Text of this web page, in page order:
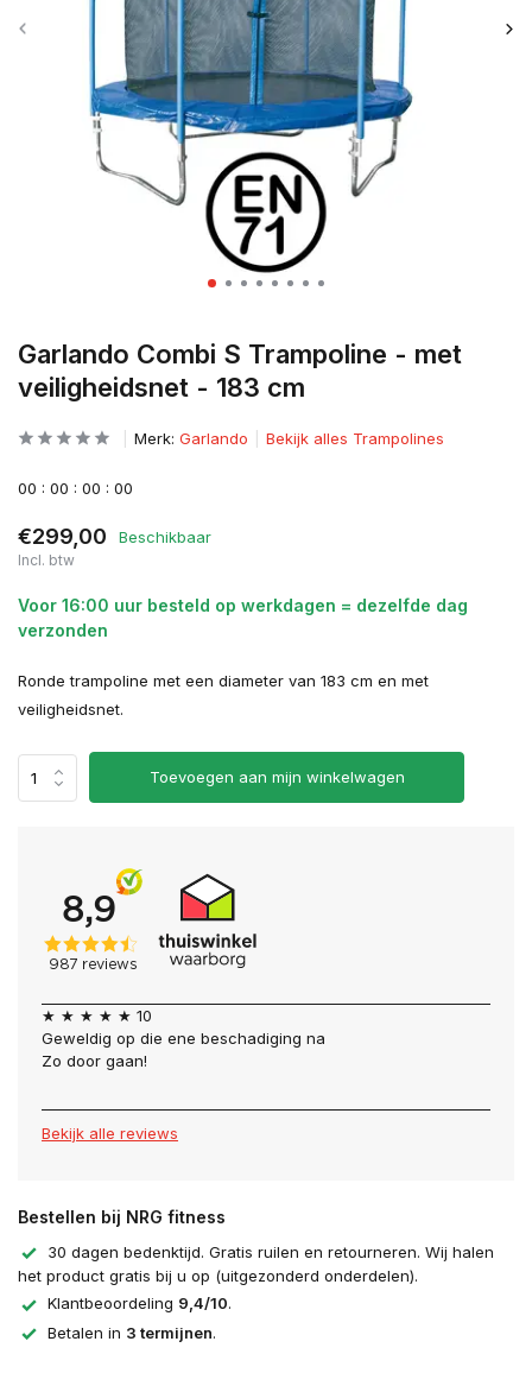
Garlando Combi S Trampoline - met
veiligheidsnet - 183 cm
Merk: Garlando Bekijk alles Trampolines
00 : 00 : 00 : 00
€299,00 Beschikbaar
Incl. btw
Voor 16:00 uur besteld op werkdagen = dezelfde dag
verzonden
Ronde trampoline met een diameter van 183 cm en met
veiligheidsnet.
Toevoegen aan mijn winkelwagen
★ ★ ★ ★ ★ 10
Geweldig op die ene beschadiging na
Zo door gaan!
Bekijk alle reviews
Bestellen bij NRG fitness
30 dagen bedenktijd. Gratis ruilen en retourneren. Wij halen
het product gratis bij u op (uitgezonderd onderdelen).
Klantbeoordeling 9,4/10.
Betalen in 3 termijnen.